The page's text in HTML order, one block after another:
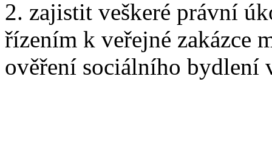
2. zajistit veškeré právní
řízením k veřejné zakázce
ověření sociálního bydlení